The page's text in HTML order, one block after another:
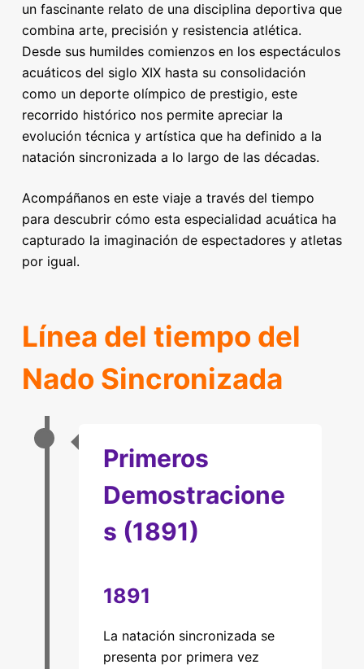
d
o
un fascinante relato de una disciplina deportiva que
combina arte, precisión y resistencia atlética.
Desde sus humildes comienzos en los espectáculos
acuáticos del siglo XIX hasta su consolidación
como un deporte olímpico de prestigio, este
recorrido histórico nos permite apreciar la
evolución técnica y artística que ha definido a la
natación sincronizada a lo largo de las décadas.
Acompáñanos en este viaje a través del tiempo
para descubrir cómo esta especialidad acuática ha
capturado la imaginación de espectadores y atletas
por igual.
Línea del tiempo del
Nado Sincronizada
Primeros
Demostracione
s (1891)
1891
La natación sincronizada se
presenta por primera vez